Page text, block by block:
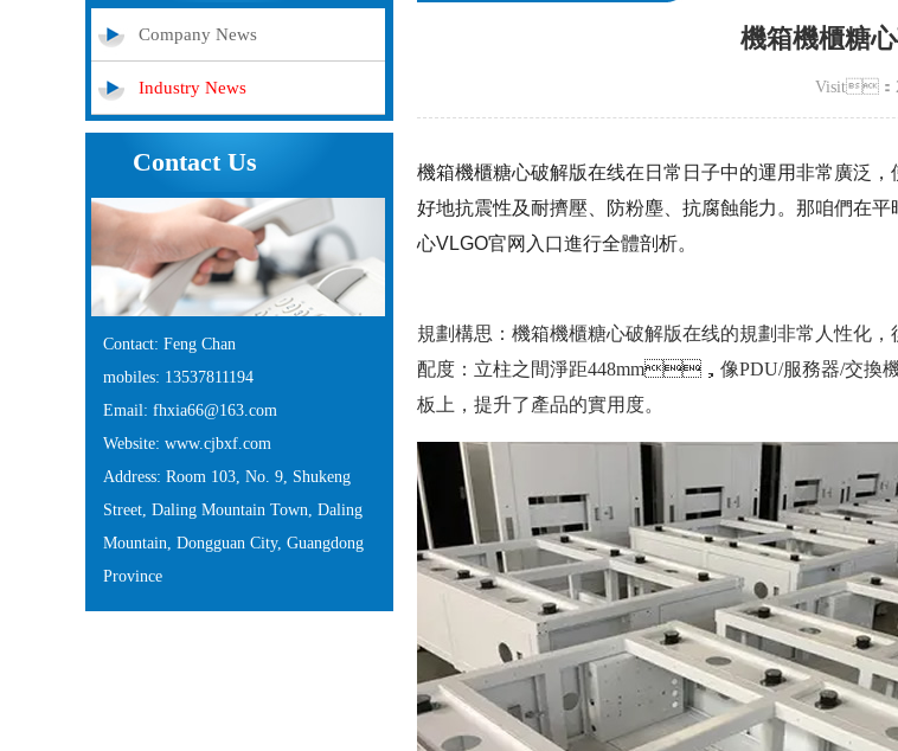
Company News
Industry News
Contact Us
Contact: Feng Chan
mobiles: 13537811194
Email: fhxia66@163.com
Website: www.cjbxf.com
Address: Room 103, No. 9, Shukeng
Street, Daling Mountain Town, Daling
Mountain, Dongguan City, Guangdong
Province
機箱機櫃糖
Visit：
機箱機櫃糖心破解版在线在日常日子中的運用非常廣泛，
好地抗震性及耐擠壓、防粉塵、抗腐蝕能力。那咱
心VLGO官网入口進行全體剖析。
規劃構思：機箱機櫃糖心破解版在线的規劃非常人性化
配度：立柱之間淨距448mm，像PDU/服務器/交換
板上，提升了產品的實用度。